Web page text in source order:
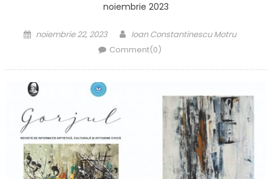
noiembrie 2023
Posted on
noiembrie 22, 2023 Author
Ioan Constantinescu Motru
Comment(0)